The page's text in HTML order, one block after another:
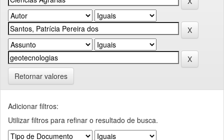
Retornar valores
Adicionar filtros:
Utilizar filtros para refinar o resultado de busca.